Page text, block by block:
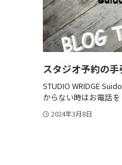
スタジオ予約の手
STUDIO WRIDGE
からない時はお電話を
2024年3月8日